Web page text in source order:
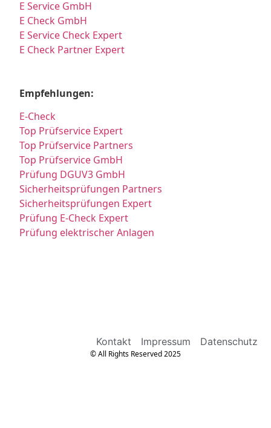
E Service GmbH
E Check GmbH
E Service Check Expert
E Check Partner Expert
Empfehlungen:
E-Check
Top Prüfservice Expert
Top Prüfservice Partners
Top Prüfservice GmbH
Prüfung DGUV3 GmbH
Sicherheitsprüfungen Partners
Sicherheitsprüfungen Expert
Prüfung E-Check Expert
Prüfung elektrischer Anlagen
Kontakt Impressum Datenschutz
© All Rights Reserved 2025